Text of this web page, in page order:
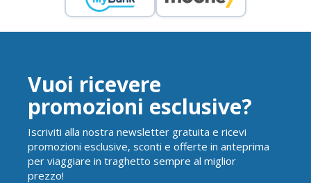
Vuoi ricevere
promozioni esclusive?
Iscriviti alla nostra newsletter gratuita e ricevi
promozioni esclusive, sconti e offerte in anteprima
per viaggiare in traghetto sempre al miglior
prezzo!